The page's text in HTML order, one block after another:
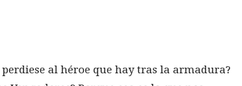
al héroe que hay tras la armadura?